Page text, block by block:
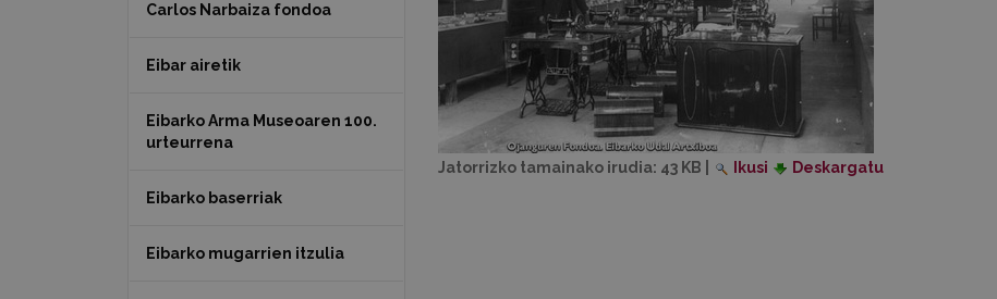
Jatorrizko tamainako irudia: 43 KB Ikusi Deskargatu
Carlos Narbaiza fondoa
Eibar airetik
Eibarko Arma Museoaren 100.
urteurrena
Eibarko baserriak
Eibarko mugarrien itzulia